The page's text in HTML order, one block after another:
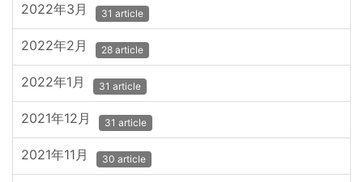
2022年3月 31 article
2022年2月 28 article
2022年1月 31 article
2021年12月 31 article
2021年11月 30 article